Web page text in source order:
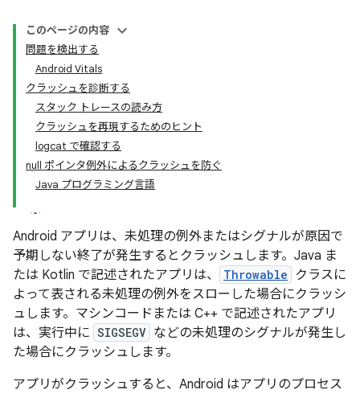
このページの内容
問題を検出する
Android Vitals
クラッシュを診断する
スタック トレースの読み方
クラッシュを再現するためのヒント
logcat で確認する
null ポインタ例外によるクラッシュを防ぐ
Java プログラミング言語
Android アプリは、未処理の例外またはシグナルが原因で
予期しない終了が発生するとクラッシュします。Java ま
たは Kotlin で記述されたアプリは、
Throwable
クラスに
よって表される未処理の例外をスローした場合にクラッシ
ュします。マシンコードまたは C++ で記述されたアプリ
は、実行中に SIGSEGV などの未処理のシグナルが発生し
た場合にクラッシュします。
アプリがクラッシュすると、Android はアプリのプロセス